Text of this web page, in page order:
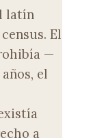
latín
El
—
el
a